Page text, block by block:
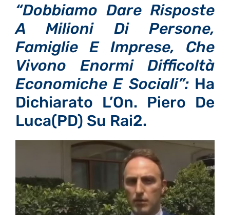
“Dobbiamo Dare Risposte
A Milioni Di Persone,
Famiglie E Imprese, Che
Vivono Enormi Difficoltà
Economiche E Sociali”: Ha
Dichiarato L’On. Piero De
Luca(PD) Su Rai2.